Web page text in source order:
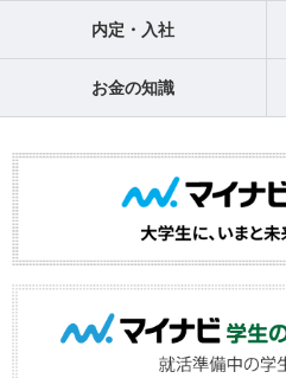
内定・入社
お金の知識